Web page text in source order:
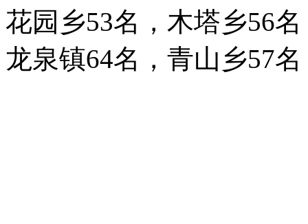
花园乡53名，木塔乡56
龙泉镇64名，青山乡57